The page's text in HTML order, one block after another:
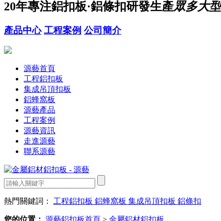
20年專注鋁扣板·鋁條扣研發生產眾多大
產品中心 工程案例 公司簡介
源藝首頁
工程鋁扣板
集成吊頂扣板
鋁蜂窩板
源藝產品
工程案例
源藝資訊
走進源藝
聯系源藝
熱門關鍵詞： 工程鋁扣板 鋁蜂窩板 集成吊頂扣板 鋁條扣